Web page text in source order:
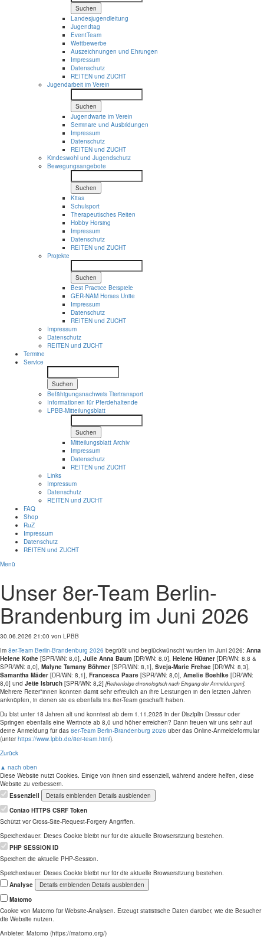
Suchen
Landesjugendleitung
Jugendtag
EventTeam
Wettbewerbe
Auszeichnungen und Ehrungen
Impressum
Datenschutz
REITEN und ZUCHT
Jugendarbeit im Verein
Suchen
Jugendwarte im Verein
Seminare und Ausbildungen
Impressum
Datenschutz
REITEN und ZUCHT
Kindeswohl und Jugendschutz
Bewegungsangebote
Suchen
Kitas
Schulsport
Therapeutisches Reiten
Hobby Horsing
Impressum
Datenschutz
REITEN und ZUCHT
Projekte
Suchen
Best Practice Beispiele
GER-NAM Horses Unite
Impressum
Datenschutz
REITEN und ZUCHT
Impressum
Datenschutz
REITEN und ZUCHT
Termine
Service
Suchen
Befähigungsnachweis Tiertransport
Informationen für Pferdehaltende
LPBB-Mitteilungsblatt
Suchen
Mitteilungsblatt Archiv
Impressum
Datenschutz
REITEN und ZUCHT
Links
Impressum
Datenschutz
REITEN und ZUCHT
FAQ
Shop
RuZ
Impressum
Datenschutz
REITEN und ZUCHT
Menü
Unser 8er-Team Berlin-
Brandenburg im Juni 2026
30.06.2026 21:00 von LPBB
Im 8er-Team Berlin-Brandenburg 2026 begrüßt und beglückwünscht wurden im Juni 2026: Anna
Helene Kothe [SPR/WN: 8,0], Julie Anna Baum [DR/WN: 8,0], Helene Hüttner [DR/WN: 8,8 &
SPR/WN: 8,0], Malyne Tamany Böhmer [SPR/WN: 8,1], Sveja-Marie Frehse [DR/WN: 8,3],
Samantha Mäder [DR/WN: 8,1], Francesca Paare [SPR/WN: 8,0], Amelie Boehlke [DR/WN:
8,0] und Jette Isbruch [SPR/WN: 8,2] [Reihenfolge chronologisch nach Eingang der Anmeldungen].
Mehrere Reiter*innen konnten damit sehr erfreulich an ihre Leistungen in den letzten Jahren
anknüpfen, in denen sie es ebenfalls ins 8er-Team geschafft haben.
Du bist unter 18 Jahren alt und konntest ab dem 1.11.2025 in der Disziplin Dressur oder
Springen ebenfalls eine Wertnote ab 8,0 und höher erreichen? Dann freuen wir uns sehr auf
deine Anmeldung für das 8er-Team Berlin-Brandenburg 2026 über das Online-Anmeldeformular
(unterhttps://www.lpbb.de/8er-team.html).
Zurück
▲ nach oben
Diese Website nutzt Cookies. Einige von ihnen sind essenziell, während andere helfen, diese
Website zu verbessern.
Essenziell
Details einblenden Details ausblenden
Contao HTTPS CSRF Token
Schützt vor Cross-Site-Request-Forgery Angriffen.
Speicherdauer: Dieses Cookie bleibt nur für die aktuelle Browsersitzung bestehen.
PHP SESSION ID
Speichert die aktuelle PHP-Session.
Speicherdauer: Dieses Cookie bleibt nur für die aktuelle Browsersitzung bestehen.
Analyse
Details einblenden Details ausblenden
Matomo
Cookie von Matomo für Website-Analysen. Erzeugt statistische Daten darüber, wie die Besucher
die Website nutzen.
Anbieter: Matomo (https://matomo.org/)